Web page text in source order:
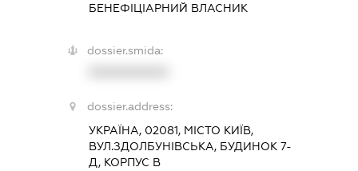
БЕНЕФІЦІАРНИЙ ВЛАСНИК
dossier.smida:
dossier.address:
УКРАЇНА, 02081, МІСТО КИЇВ,
ВУЛ.ЗДОЛБУНІВСЬКА, БУДИНОК 7-
Д, КОРПУС В